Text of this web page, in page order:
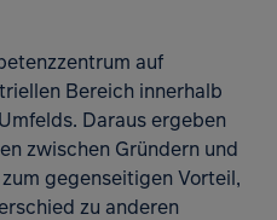
auf
Bereich innerhalb
Daraus ergeben
zwischen Gründern und
gegenseitigen Vorteil,
zu anderen